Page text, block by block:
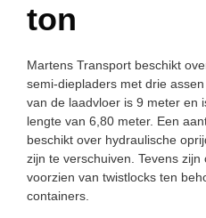
ton
Martens Transport beschikt
semi-diepladers met drie
van de laadvloer is 9 meter en
lengte van 6,80 meter. Een
beschikt over hydraulische
zijn te verschuiven. Tevens
voorzien van twistlocks ten
containers.